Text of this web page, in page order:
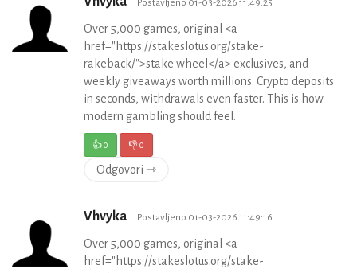
Over 5,000 games, original <a
href="https://stakeslotus.org/stake-
rakeback/">stake wheel</a> exclusives, and
weekly giveaways worth millions. Crypto deposits
in seconds, withdrawals even faster. This is how
modern gambling should feel.
👍0 👎0
Odgovori ⇾
Vhvyka Postavljeno 01-03-2026 11:49:16
Over 5,000 games, original <a
href="https://stakeslotus.org/stake-